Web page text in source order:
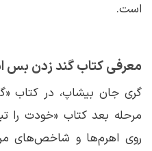
است.
معرفی کتاب گند زدن بس
گری جان بیشاپ، در کتاب
مرحله بعد کتاب «خودت را
روی اهرم‌ها و شاخص‌های